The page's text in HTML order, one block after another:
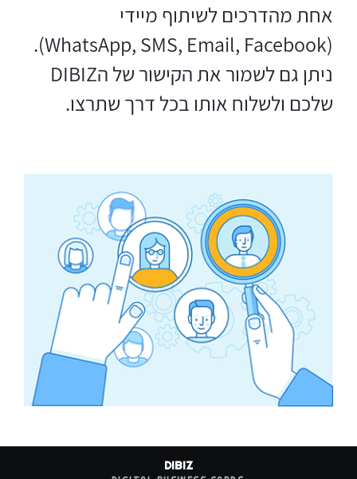
אחת מהדרכים לשיתוף מיידי
(WhatsApp, SMS, Email, Facebook).
ניתן גם לשמור את הקישור של הDIBIZ
שלכם ולשלוח אותו בכל דרך שתרצו.
DIBIZ